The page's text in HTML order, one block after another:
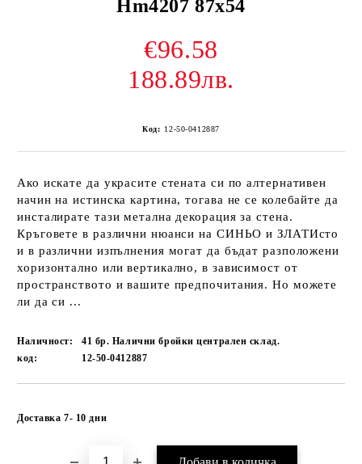
Hm4207 87x54
€96.58
188.89лв.
Код: 12-50-0412887
Ако искате да украсите стената си по алтернативен
начин на истинска картина, тогава не се колебайте да
инсталирате тази метална декорация за стена.
Кръговете в различни нюанси на СИНЬО и ЗЛАТИсто
и в различни изпълнения могат да бъдат разположени
хоризонтално или вертикално, в зависимост от
пространството и вашите предпочитания. Но можете
ли да си ...
Наличност:
41 бр. Налични бройки централен склад.
код:
12-50-0412887
Доставка 7- 10 дни